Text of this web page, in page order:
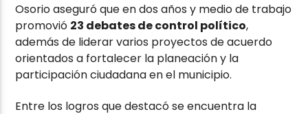
Osorio aseguró que en dos años y medio de trabajo
promovió 23 debates de control político,
además de liderar varios proyectos de acuerdo
orientados a fortalecer la planeación y la
participación ciudadana en el municipio.
Entre los logros que destacó se encuentra la